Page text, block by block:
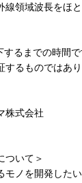
領域波長をほ
るまでの時間
するものではあ
株式会社
ついて＞
モノを開発した